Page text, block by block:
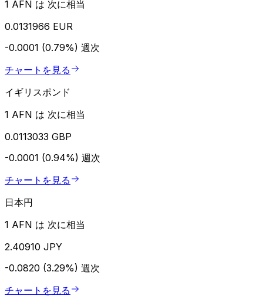
1 AFN は 次に相当
0.0131966 EUR
-0.0001 (0.79%) 週次
チャートを見る
イギリスポンド
1 AFN は 次に相当
0.0113033 GBP
-0.0001 (0.94%) 週次
チャートを見る
日本円
1 AFN は 次に相当
2.40910 JPY
-0.0820 (3.29%) 週次
チャートを見る